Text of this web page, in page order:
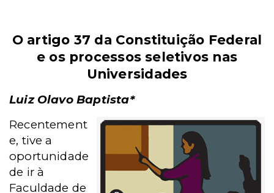
O artigo 37 da Constituição Federal
e os processos seletivos nas
Universidades
Luiz Olavo Baptista*
Recentement
e, tive a
oportunidade
de ir à
Faculdade de